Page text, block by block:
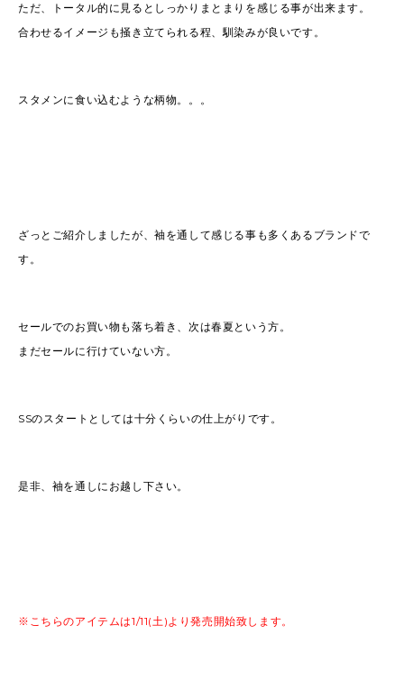
ただ、トータル的に見るとしっかりまとまりを感じる事が出来ます。
合わせるイメージも掻き立てられる程、馴染みが良いです。
スタメンに食い込むような柄物。。。
ざっとご紹介しましたが、袖を通して感じる事も多くあるブランドで
す。
セールでのお買い物も落ち着き、次は春夏という方。
まだセールに行けていない方。
SSのスタートとしては十分くらいの仕上がりです。
是非、袖を通しにお越し下さい。
※こちらのアイテムは1/11(土)より発売開始致します。